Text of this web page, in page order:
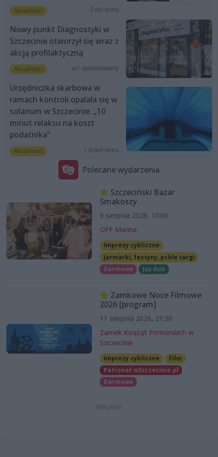
Aktualności 2 dni temu
Nowy punkt Diagnostyki w
Szczecinie otworzył się wraz z
akcją profilaktyczną
Aktualności art. sponsorowany
Urzędniczka skarbowa w
ramach kontroli opalała się w
solarium w Szczecinie. „10
minut relaksu na koszt
podatnika”
Aktualności 1 dzień temu
Polecane wydarzenia
Szczeciński Bazar
Smakoszy
9 sierpnia 2026, 10:00
OFF Marina
Imprezy cykliczne
Jarmarki, festyny, pchle targi
Darmowe
Już dziś
Zamkowe Noce Filmowe
2026 [program]
11 sierpnia 2026, 21:30
Zamek Książąt Pomorskich w
Szczecinie
Imprezy cykliczne
Film
Patronat wSzczecinie.pl
Darmowe